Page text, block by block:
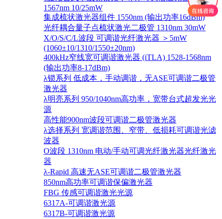
1567nm 10/25mW
集成梳状激光器组件 1550nm (输出功率16dBm)
光纤耦合量子点梳状激光二极管 1310nm 30mW
X/O/S/C/L波段 可调谐光纤激光器 ＞5mW
(1060±10/1310/1550±20nm)
400kHz窄线宽可调谐激光器 (iTLA) 1528-1568nm
(输出功率8-17dBm)
λ锁系列 低成本，手动调谐，无ASE可调谐二极管
激光器
λ明亮系列 950/1040nm高功率，宽带台式超发光光
源
高性能900nm波段可调谐二极管激光器
λ选择系列 宽调谐范围、窄带、低损耗可调谐光滤
波器
O波段 1310nm 电动/手动可调光纤激光器光纤激光
器
λ-Rapid 高速无ASE可调谐二极管激光器
850nm高功率可调谐保偏激光器
FBG 传感可调谐激光光源
6317A-可调谐激光源
6317B-可调谐激光源